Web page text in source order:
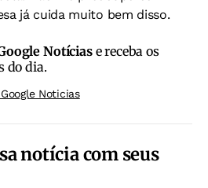
já cuida muito bem disso.
Notíciase receba os
do dia.
Noticias
notícia com seus